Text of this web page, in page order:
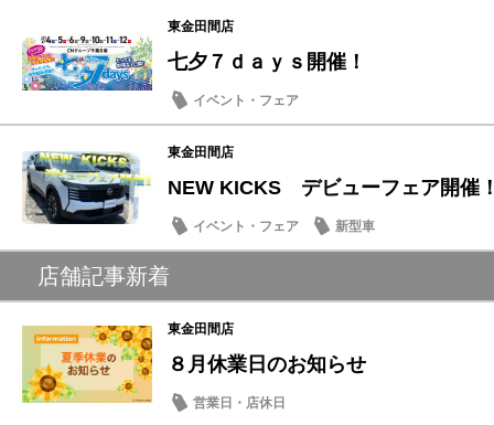
東金田間店
七夕７ｄａｙｓ開催！
イベント・フェア
東金田間店
NEW KICKS デビューフェア開催
イベント・フェア 新型車
店舗記事新着
東金田間店
８月休業日のお知らせ
営業日・店休日